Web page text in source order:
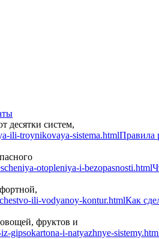
десятки систем,
Правила
Как
фруктов и